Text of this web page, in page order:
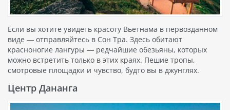
Если вы хотите увидеть красоту Вьетнама в первозданном
виде — отправляйтесь в Сон Тра. Здесь обитают
красноногие лангуры — редчайшие обезьяны, которых
можно встретить только в этих краях. Пешие тропы,
смотровые площадки и чувство, будто вы в джунглях.
Центр Дананга